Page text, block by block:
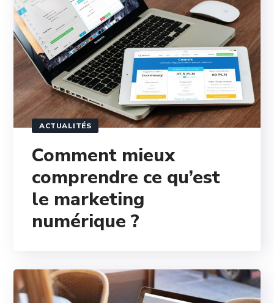
ACTUALITÉS
Comment mieux
comprendre ce qu’est
le marketing
numérique ?